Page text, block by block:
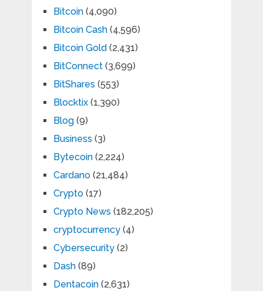
Bitcoin(4,090)
Bitcoin Cash(4,596)
Bitcoin Gold (2,431)
BitConnect(3,699)
BitShares (553)
Blocktix(1,390)
Blog(9)
Business (3)
Bytecoin(2,224)
Cardano(21,484)
Crypto(17)
Crypto News (182,205)
cryptocurrency(4)
Cybersecurity(2)
Dash(89)
Dentacoin(2,631)